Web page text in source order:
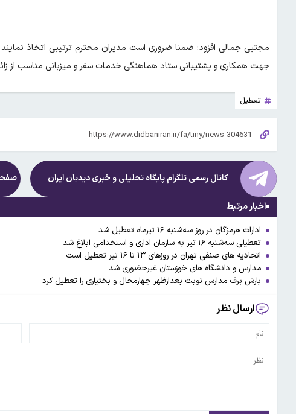
مجتبی جمالی افزود: ضمنا ضروری است مدیران محترم ترتیبی اتخاذ نمایند
جهت همکاری و پشتیبانی ستاد هماهنگی خدمات سفر و میزبانی مناسب از
تعطیل
کانال رسمی تلگرام پایگاه تحلیلی و خبریدیدبان ایران
اخبار مرتبط
ادارات هرمزگان در روز سه‌شنبه ۱۶ تیرماه تعطیل شد
تعطیلی سه‌شنبه ۱۶ تیر به سازمان اداری و استخدامی ابلاغ شد
اتحادیه های صنفی تهران در روزهای ۱۳ تا ۱۶ تیر تعطیل است
مدارس و دانشگاه های خوزستان غیرحضوری شد
بارش برف مدارس نوبت بعدازظهر چهارمحال و بختیاری را تعطیل کرد
ارسال نظر